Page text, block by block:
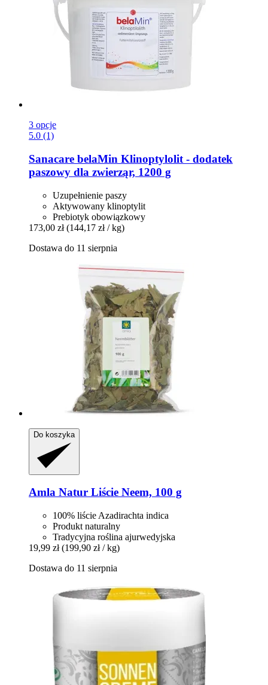
3 opcje
5.0 (1)
Sanacare belaMin Klinoptylolit -​ dodatek
paszowy dla zwierząr, 1200 g
Uzupełnienie paszy
Aktywowany klinoptylit
Prebiotyk obowiązkowy
173,00 zł (144,17 zł / kg)
Dostawa do 11 sierpnia
Do koszyka
Amla Natur Liście Neem, 100 g
100% liście Azadirachta indica
Produkt naturalny
Tradycyjna roślina ajurwedyjska
19,99 zł (199,90 zł / kg)
Dostawa do 11 sierpnia